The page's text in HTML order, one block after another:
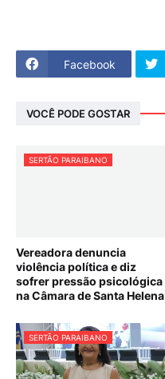
Facebook
VOCÊ PODE GOSTAR
SERTÃO PARAIBANO
Vereadora denuncia
violência política e diz
sofrer pressão psicológica
na Câmara de Santa Helena
SERTÃO PARAIBANO